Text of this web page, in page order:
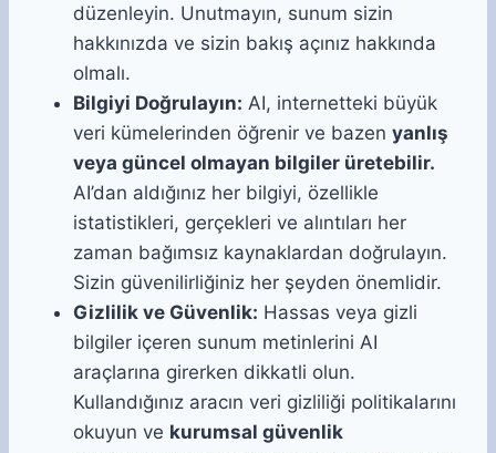
düzenleyin. Unutmayın, sunum sizin
hakkınızda ve sizin bakış açınız hakkında
olmalı.
Bilgiyi Doğrulayın: AI, internetteki büyük
veri kümelerinden öğrenir ve bazen yanlış
veya güncel olmayan bilgiler üretebilir.
AI’dan aldığınız her bilgiyi, özellikle
istatistikleri, gerçekleri ve alıntıları her
zaman bağımsız kaynaklardan doğrulayın.
Sizin güvenilirliğiniz her şeyden önemlidir.
Gizlilik ve Güvenlik: Hassas veya gizli
bilgiler içeren sunum metinlerini AI
araçlarına girerken dikkatli olun.
Kullandığınız aracın veri gizliliği politikalarını
okuyun ve kurumsal güvenlik